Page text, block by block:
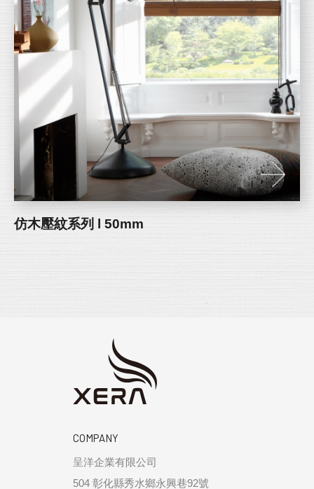
仿木壓紋系列 l 50mm
COMPANY
呈洋企業有限公司
504 彰化縣秀水鄉永興巷92號